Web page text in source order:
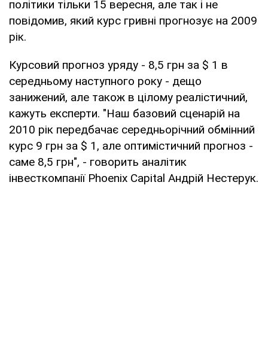
політики тільки 15 вересня, але так і не
повідомив, який курс гривні прогнозує на 2009
рік.
Курсовий прогноз уряду - 8,5 грн за $ 1 в
середньому наступного року - дещо
занижений, але також в цілому реалістичний,
кажуть експерти. "Наш базовий сценарій на
2010 рік передбачає середньорічний обмінний
курс 9 грн за $ 1, але оптимістичний прогноз -
саме 8,5 грн", - говорить аналітик
інвесткомпанії Phoenix Capital Андрій Нестерук.